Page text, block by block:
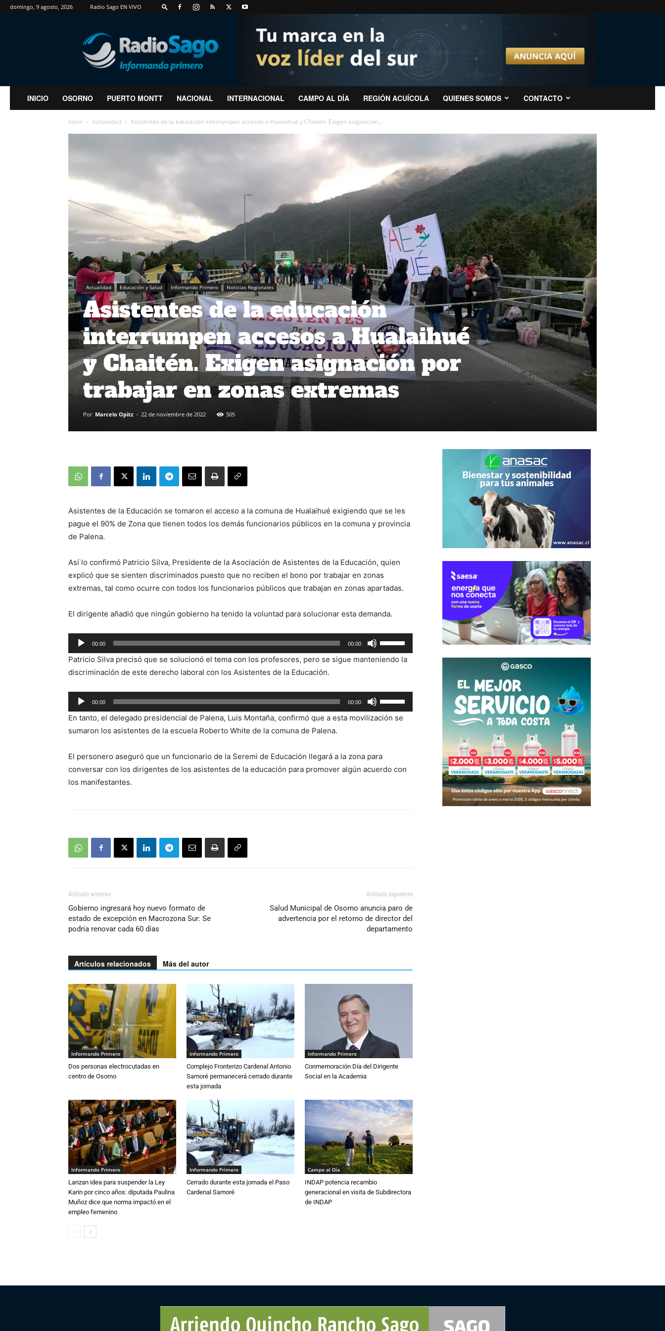
domingo, 9 agosto, 2026 Radio Sago EN VIVO
RadioSago
INICIO OSORNO PUERTO MONTT NACIONAL INTERNACIONAL CAMPO AL DÍA REGIÓN ACUÍCOLA QUIENES SOMOS CONTACTO
Inicio Actualidad Asistentes de la educación interrumpen accesos a Hualaihué y Chaitén. Exigen asignación...
Actualidad Educación y Salud Informando Primero Noticias Regionales
Asistentes de la educación
interrumpen accesos a Hualaihué
y Chaitén. Exigen asignación por
trabajar en zonas extremas
Por Marcelo Opitz - 22 de noviembre de 2022 505
Asistentes de la Educación se tomaron el acceso a la comuna de Hualaihué exigiendo que se les
pague el 90% de Zona que tienen todos los demás funcionarios públicos en la comuna y provincia
de Palena.
Así lo confirmó Patricio Silva, Presidente de la Asociación de Asistentes de la Educación, quien
explicó que se sienten discriminados puesto que no reciben el bono por trabajar en zonas
extremas, tal como ocurre con todos los funcionarios públicos que trabajan en zonas apartadas.
El dirigente añadió que ningún gobierno ha tenido la voluntad para solucionar esta demanda.
Reproductor
de
audio
00:00 00:00
las
teclas
flecha
arriba/abajo
para
disminuir
el
Patricio Silva precisó que se solucionó el tema con los profesores, pero se sigue manteniendo la
discriminación de este derecho laboral con los Asistentes de la Educación.
Reproductor
de
audio
00:00 00:00
las
teclas
arriba/abajo
para
En tanto, el delegado presidencial de Palena, Luis Montaña, confirmó que a esta movilización se
sumaron los asistentes de la escuela Roberto White de la comuna de Palena.
El personero aseguró que un funcionario de la Seremi de Educación llegará a la zona para
conversar con los dirigentes de los asistentes de la educación para promover algún acuerdo con
los manifestantes.
Artículo anterior
Gobierno ingresará hoy nuevo formato de
estado de excepción en Macrozona Sur: Se
podría renovar cada 60 días
Artículo siguiente
Salud Municipal de Osorno anuncia paro de
advertencia por el retorno de director del
departamento
Artículos relacionados Más del autor
Informando Primero
Dos personas electrocutadas en
centro de Osorno
Informando Primero
Complejo Fronterizo Cardenal Antonio
Samoré permanecerá cerrado durante
esta jornada
Informando Primero
Conmemoración Día del Dirigente
Social en la Academia
Informando Primero
Lanzan idea para suspender la Ley
Karin por cinco años: diputada Paulina
Muñoz dice que norma impactó en el
empleo femenino
Informando Primero
Cerrado durante esta jornada el Paso
Cardenal Samoré
Campo al Día
INDAP potencia recambio
generacional en visita de Subdirectora
de INDAP